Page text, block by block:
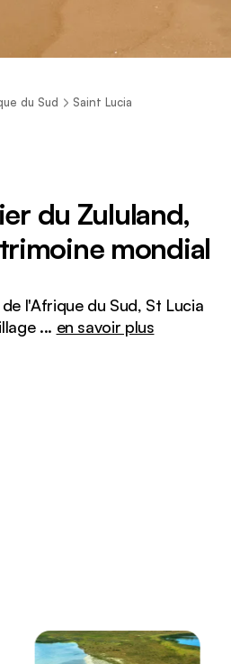
du Sud Saint Lucia
du Zululand,
mondial
l'Afrique du Sud, St Lucia
... en savoir plus